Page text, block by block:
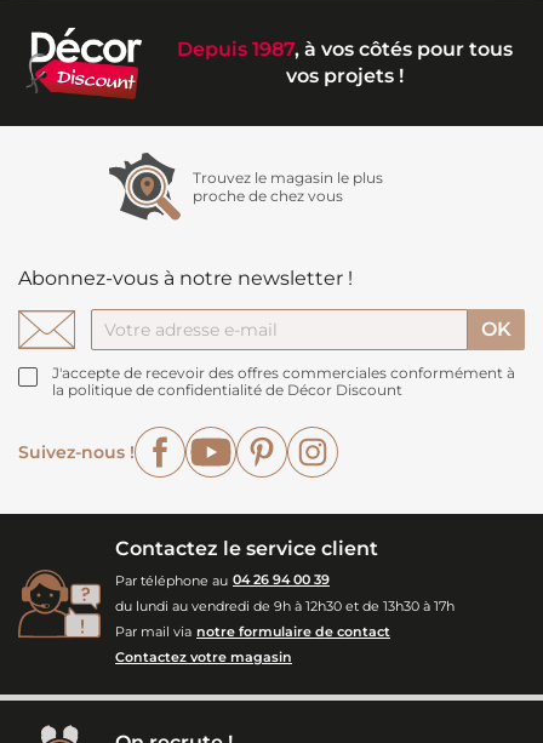
Depuis 1987, à vos côtés pour tous
vos projets !
Trouvez le magasin le plus
proche de chez vous
Abonnez-vous à notre newsletter !
J'accepte de recevoir des offres commerciales conformément à
la politique de confidentialité de Décor Discount
Suivez-nous !
FacebookYouTubePinterest
Contactez le service client
Par téléphone au 04 26 94 00 39
du lundi au vendredi de 9h à 12h30 et de 13h30 à 17h
Par mail via notre formulaire de contact
Contactez votre magasin